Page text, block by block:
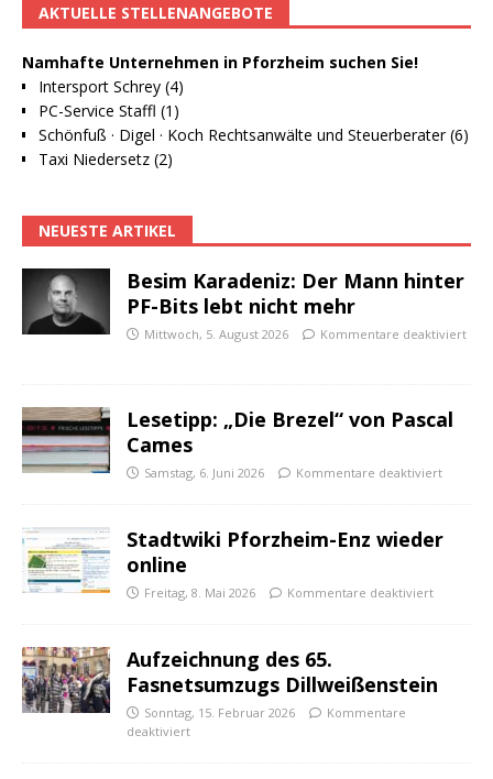
AKTUELLE STELLENANGEBOTE
Namhafte Unternehmen in Pforzheim suchen Sie!
Intersport Schrey (4)
PC-Service Staffl (1)
Schönfuß · Digel · Koch Rechtsanwälte und Steuerberater (6)
Taxi Niedersetz (2)
NEUESTE ARTIKEL
Besim Karadeniz: Der Mann hinter
PF-Bits lebt nicht mehr
Mittwoch, 5. August 2026 Kommentare deaktiviert
Lesetipp: „Die Brezel“ von Pascal
Cames
Samstag, 6. Juni 2026 Kommentare deaktiviert
Stadtwiki Pforzheim-Enz wieder
online
Freitag, 8. Mai 2026 Kommentare deaktiviert
Aufzeichnung des 65.
Fasnetsumzugs Dillweißenstein
Sonntag, 15. Februar 2026
Kommentare
deaktiviert